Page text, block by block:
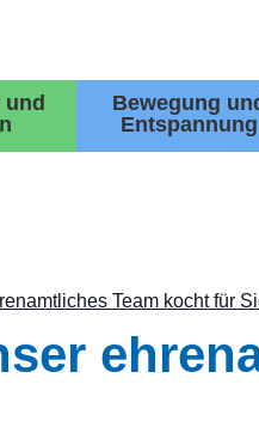
Bewegung
Entspannung
Team kocht für